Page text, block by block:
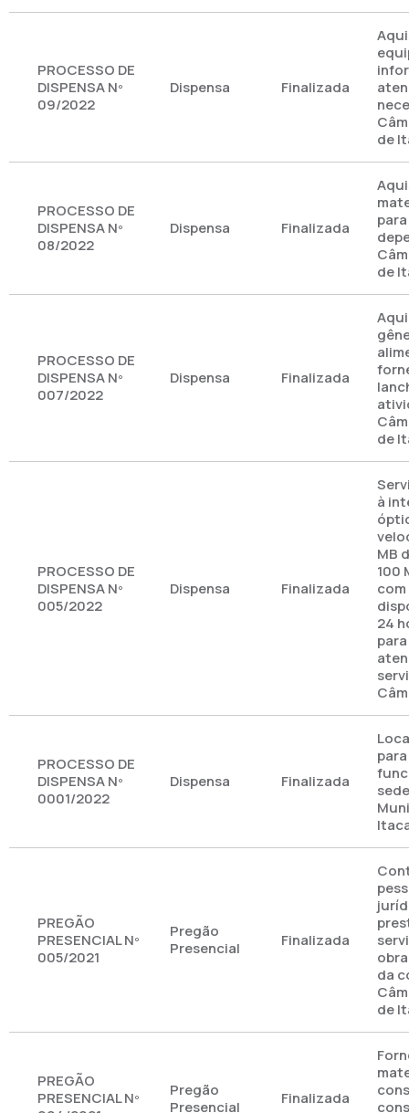
PROCESSO DE
DISPENSA Nº
09/2022
Dispensa Finalizada
de
PROCESSO DE
DISPENSA Nº
08/2022
Dispensa Finalizada
de
PROCESSO DE
DISPENSA Nº
007/2022
Dispensa Finalizada
de
PROCESSO DE
DISPENSA Nº
005/2022
Dispensa Finalizada
à
MB
100
com
24
PROCESSO DE
DISPENSA Nº
0001/2022
Dispensa Finalizada
para
PREGÃO
PRESENCIAL Nº
005/2021
Pregão
Presencial
Finalizada
da
de
PREGÃO
PRESENCIAL Nº
Pregão
Presencial
Finalizada